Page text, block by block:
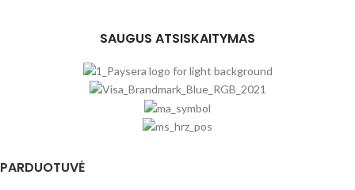
SAUGUS ATSISKAITYMAS
PARDUOTUVĖ